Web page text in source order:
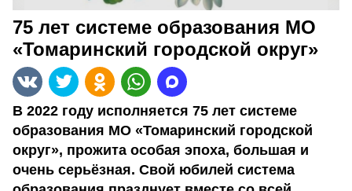
75 лет системе образования МО
«Томаринский городской округ»
В 2022 году исполняется 75 лет системе
образования МО «Томаринский городской
округ», прожита особая эпоха, большая и
очень серьёзная. Свой юбилей система